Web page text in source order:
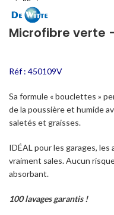
Microfibre verte
Réf : 450109V
Sa formule « bouclettes »
de la poussière et humide
saletés et graisses.
IDÉAL pour les garages,
vraiment sales. Aucun
absorbant.
100 lavages garantis !